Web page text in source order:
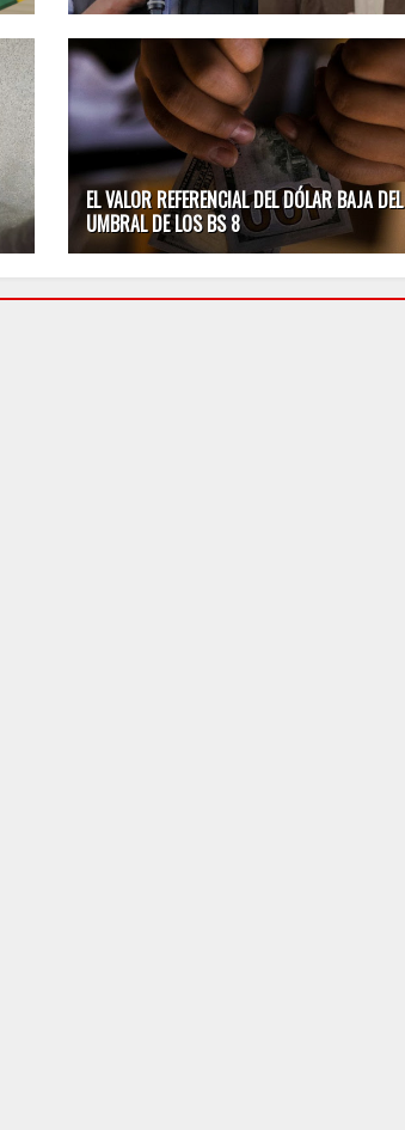
EL VALOR REFERENCIAL DEL DÓLAR BAJA DEL
UMBRAL DE LOS BS 8